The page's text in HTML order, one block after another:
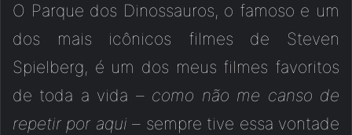
O Parque dos Dinossauros, o famoso e um
dos mais icônicos filmes de Steven
Spielberg, é um dos meus filmes favoritos
de toda a vida – como não me canso de
repetir por aqui – sempre tive essa vontade